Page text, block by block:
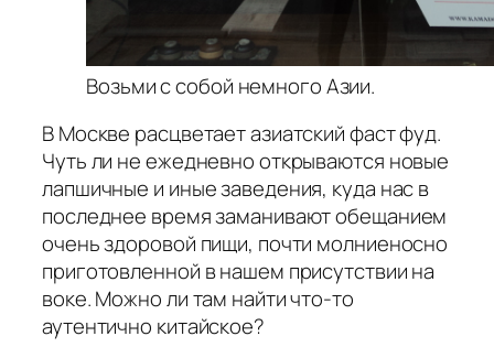
Возьми с собой немного Азии.
В Москве расцветает азиатский фаст фуд.
Чуть ли не ежедневно открываются новые
лапшичные и иные заведения, куда нас в
последнее время заманивают обещанием
очень здоровой пищи, почти молниеносно
приготовленной в нашем присутствии на
воке. Можно ли там найти что-то
аутентично китайское?